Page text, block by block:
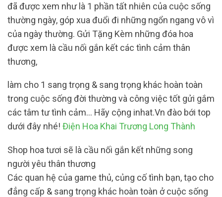
đã được xem như là 1 phần tất nhiên của cuộc sống
thường ngày, góp xua đuổi đi những ngổn ngang vô vì
của ngày thường. Gửi Tặng Kèm những đóa hoa
được xem là cầu nối gắn kết các tình cảm thân
thương,
làm cho 1 sang trọng & sang trọng khác hoàn toàn
trong cuộc sống đời thường và công việc tốt gửi gắm
các tâm tư tình cảm… Hãy cộng inhat.Vn đào bới top
dưới đây nhé! Điện Hoa Khai Trương Long Thành
Shop hoa tươi sẽ là cầu nối gắn kết những song
người yêu thân thương
Các quan hệ của game thủ, củng cố tình bạn, tạo cho
đẳng cấp & sang trọng khác hoàn toàn ở cuộc sống